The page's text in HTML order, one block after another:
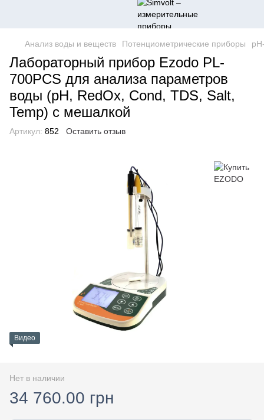
Анализ воды и веществ Потенциометрические приборы
Лабораторный прибор Ezodo PL-
700PCS для анализа параметров
воды (рН, RedOx, Cond, TDS, Salt,
Temp) с мешалкой
Артикул: 852 Оставить отзыв
Видео
Нет в наличии
34 760.00 грн